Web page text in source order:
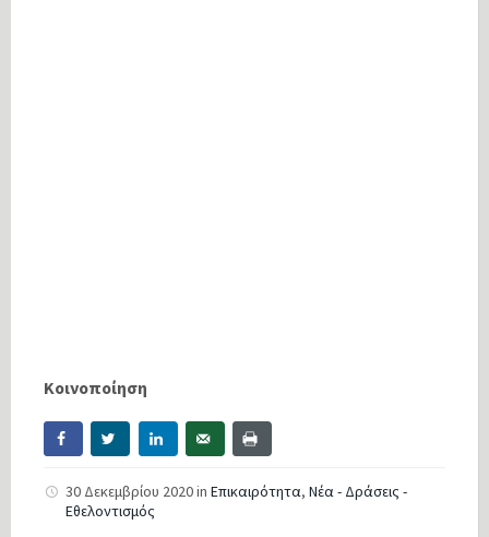
Κοινοποίηση
30 Δεκεμβρίου 2020in Επικαιρότητα, Νέα - Δράσεις -
Εθελοντισμός